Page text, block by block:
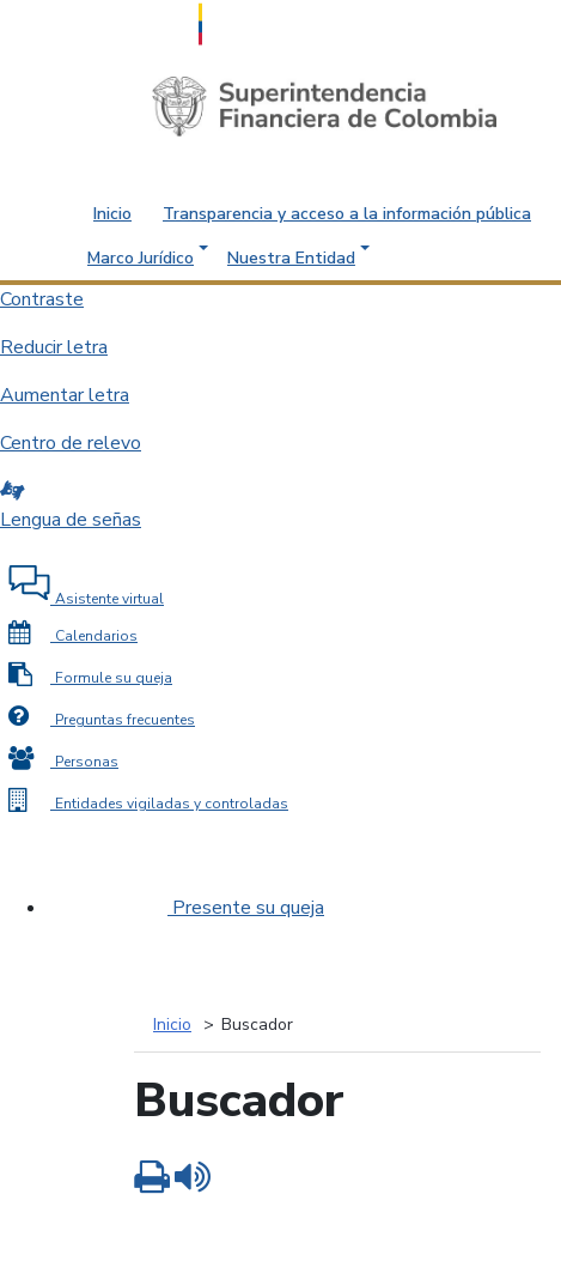
Saltar al contenido principal
Inicio Transparencia y acceso a la información pública
Marco Jurídico
Nuestra Entidad
Contraste
Reducir letra
Aumentar letra
Centro de relevo
Lengua de señas
Asistente virtual
Calendarios
Formule su queja
Preguntas frecuentes
Personas
Entidades vigiladas y controladas
Presente su queja
Inicio Buscador
Buscador
Imprimir